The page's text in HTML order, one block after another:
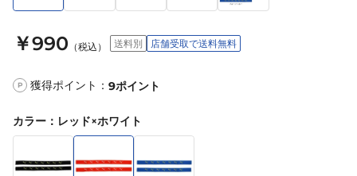
￥990 （税込） 送料別 店舗受取で送料無料
P 獲得ポイント： 9ポイント
カラー ： レッド×ホワイト